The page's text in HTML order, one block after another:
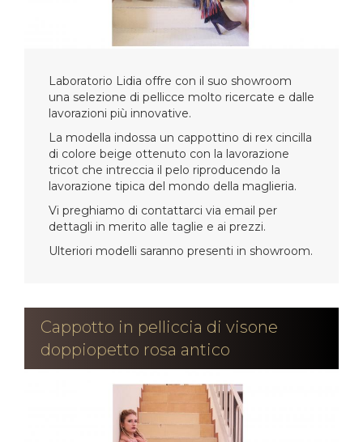
Laboratorio Lidia offre con il suo showroom
una selezione di pellicce molto ricercate e dalle
lavorazioni più innovative.
La modella indossa un cappottino di rex cincilla
di colore beige ottenuto con la lavorazione
tricot che intreccia il pelo riproducendo la
lavorazione tipica del mondo della maglieria.
Vi preghiamo di contattarci via email per
dettagli in merito alle taglie e ai prezzi.
Ulteriori modelli saranno presenti in showroom.
Cappotto in pelliccia di visone
doppiopetto rosa antico